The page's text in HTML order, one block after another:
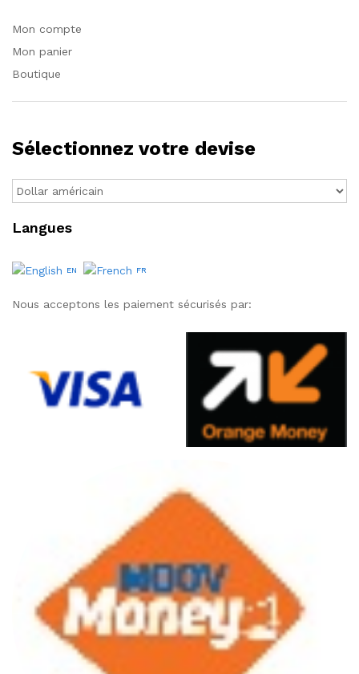
Mon compte
Mon panier
Boutique
Sélectionnez votre devise
Langues
EN FR
Nous acceptons les paiement sécurisés par: